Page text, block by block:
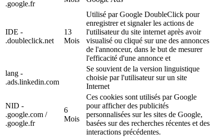
.google.fr
IDE -
.doubleclick.net
13
Mois
Utilisé par Google DoubleClick pour
enregistrer et signaler les actions de
l'utilisateur du site internet après avoir
visualisé ou cliqué sur une des annonces
de l'annonceur, dans le but de mesurer
l'efficacité d'une annonce et
lang -
.ads.linkedin.com
Se souvient de la version linguistique
choisie par l'utilisateur sur un site
Internet
NID -
.google.com /
.google.fr
6
Mois
Ces cookies sont utilisés par Google
pour afficher des publicités
personnalisées sur les sites de Google,
basées sur des recherches récentes et des
interactions précédentes.